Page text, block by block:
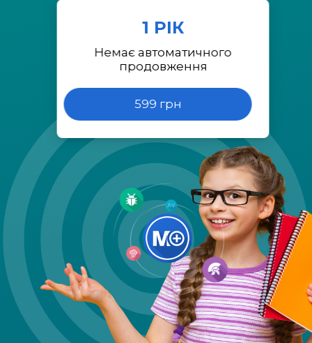
1 РІК
Немає автоматичного
продовження
599 грн